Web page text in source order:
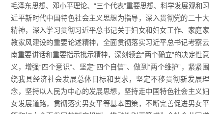
毛泽东思想、邓小平理论、“三个代表”重要思想、科学发展观和习
近平新时代中国特色社会主义思想为指导，深入贯彻党的二十大
精神，深入学习贯彻习近平总书记关于妇女和妇女工作、家庭家
教家风建设的重要论述精神，全面贯彻落实习近平总书记考察云
南重要讲话和重要指示批示精神，深刻领会“两个确立”的决定性意
义，增强“四个意识”、坚定“四个自信”、做到“两个维护”，紧紧围
绕我县经济社会发展总体目标和要求，坚定不移贯彻新发展理
念，坚持以人民为中心的发展思想，坚持走中国特色社会主义妇
女发展道路，贯彻落实男女平等基本国策，不断完善促进男女平